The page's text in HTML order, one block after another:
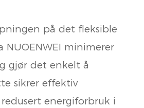
på det fleksible
NUOENWEI minimerer
gjør det enkelt å
sikrer effektiv
energiforbruk i